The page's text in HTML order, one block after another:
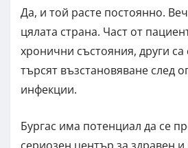
Да, и той расте постоянно.
цялата страна. Част от
хронични състояния, други са
търсят възстановяване след
инфекции.
Бургас има потенциал да се